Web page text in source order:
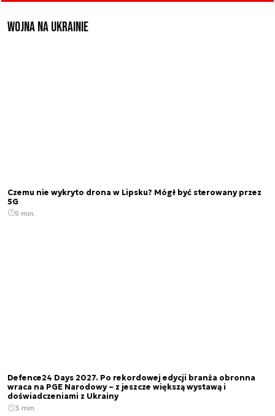
Wojna na Ukrainie
Czemu nie wykryto drona w Lipsku? Mógł być sterowany przez
5G
5 min.
Defence24 Days 2027. Po rekordowej edycji branża obronna
wraca na PGE Narodowy – z jeszcze większą wystawą i
doświadczeniami z Ukrainy
3 min.